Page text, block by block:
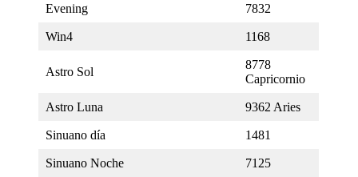
Evening 7832
Win4 1168
Astro Sol
8778
Capricornio
Astro Luna 9362 Aries
Sinuano día 1481
Sinuano Noche 7125